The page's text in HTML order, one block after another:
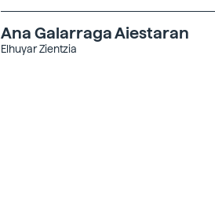
Ana Galarraga Aiestaran
Elhuyar Zientzia